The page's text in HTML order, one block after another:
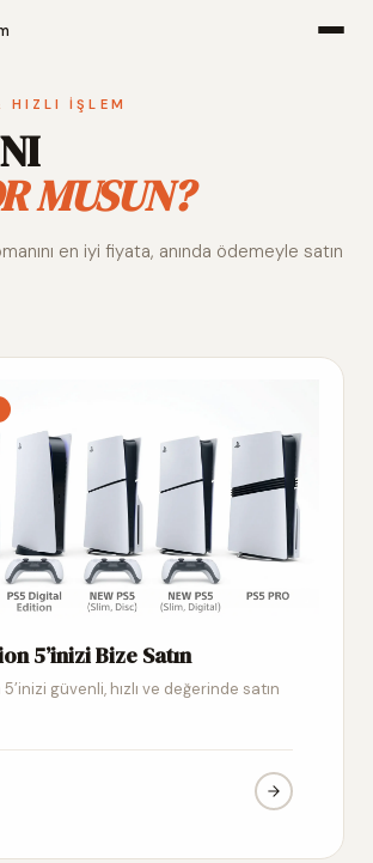
Alım
HIZLI İŞLEM
MUSUN?
en iyi fiyata, anında ödemeyle satın
5’inizi Bize Satın
güvenli, hızlı ve değerinde satın